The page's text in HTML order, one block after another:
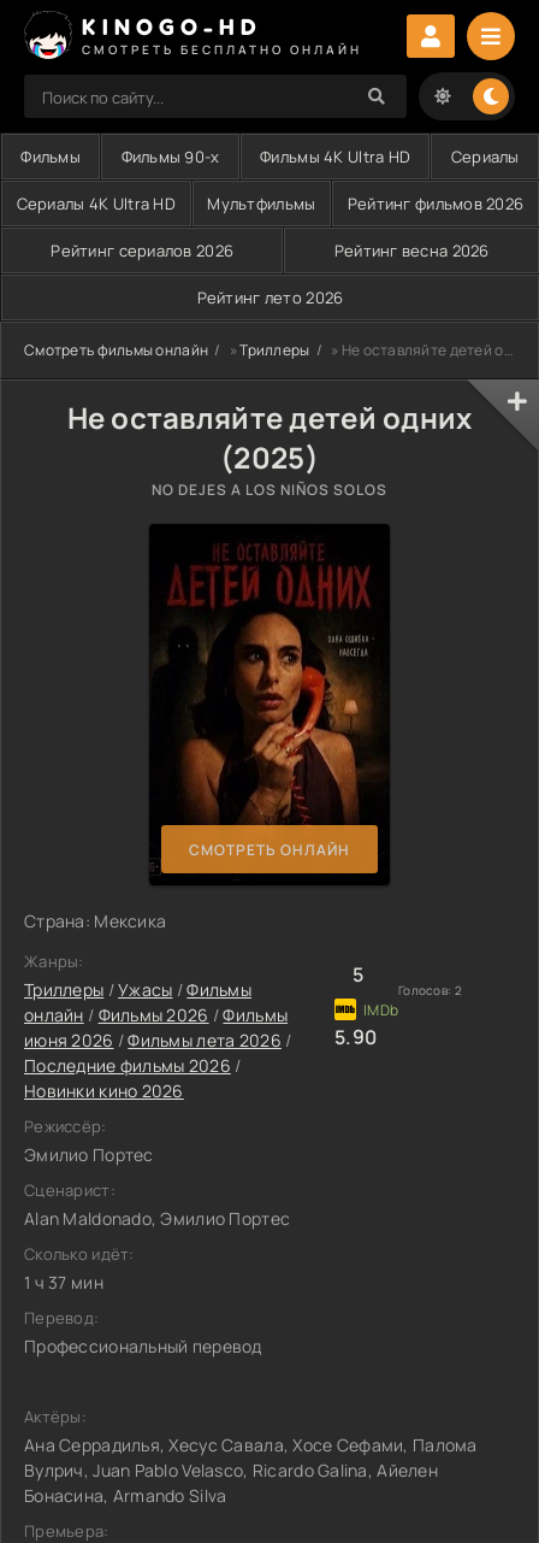
KINOGO-HD
СМОТРЕТЬ БЕСПЛАТНО ОНЛАЙН
Фильмы Фильмы 90-х Фильмы 4K Ultra HD Сериалы
Сериалы 4K Ultra HD Мультфильмы Рейтинг фильмов 2026
Рейтинг сериалов 2026 Рейтинг весна 2026
Рейтинг лето 2026
Смотреть фильмы онлайн »Триллеры » Не оставляйте детей одних (2025)
Не оставляйте детей одних
(2025)
NO DEJES A LOS NIÑOS SOLOS
СМОТРЕТЬ ОНЛАЙН
Страна: Мексика
Жанры:
Триллеры /Ужасы /Фильмы
онлайн / Фильмы 2026 /Фильмы
июня 2026 /Фильмы лета 2026 /
Последние фильмы 2026 /
Новинки кино 2026
Режиссёр:
Эмилио Портес
Сценарист:
Alan Maldonado, Эмилио Портес
Сколько идёт:
1 ч 37 мин
Перевод:
Профессиональный перевод
5
Голосов: 2
5.90
Актёры:
Ана Серрадилья, Хесус Савала, Хосе Сефами, Палома
Вулрич, Juan Pablo Velasco, Ricardo Galina, Айелен
Бонасина, Armando Silva
Премьера: